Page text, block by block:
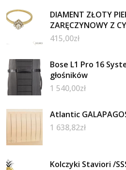
DIAMENT ZŁOTY
ZARĘCZYNOWY Z
415,00zł
Bose L1 Pro 16
głośników
1 540,00zł
Atlantic
1 638,82zł
Kolczyki Staviori /